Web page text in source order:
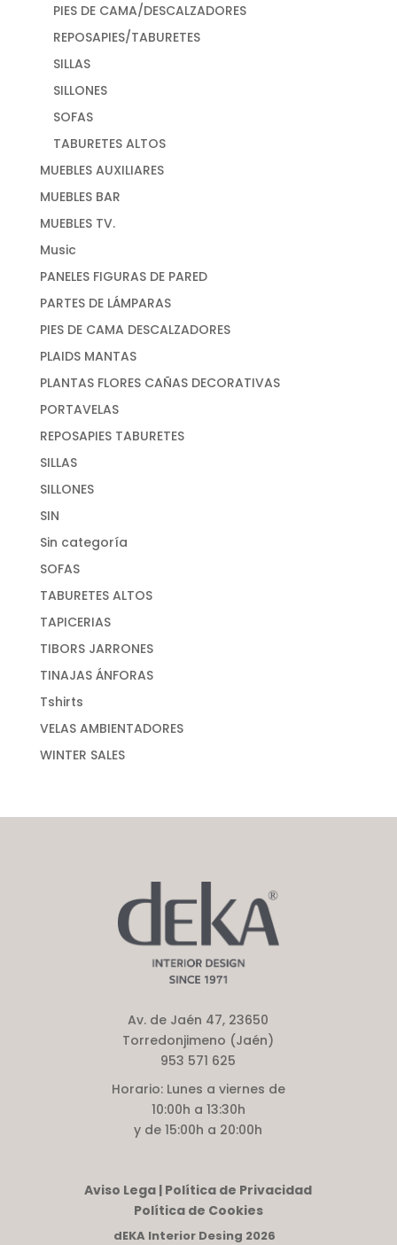
PIES DE CAMA/DESCALZADORES
REPOSAPIES/TABURETES
SILLAS
SILLONES
SOFAS
TABURETES ALTOS
MUEBLES AUXILIARES
MUEBLES BAR
MUEBLES TV.
Music
PANELES FIGURAS DE PARED
PARTES DE LÁMPARAS
PIES DE CAMA DESCALZADORES
PLAIDS MANTAS
PLANTAS FLORES CAÑAS DECORATIVAS
PORTAVELAS
REPOSAPIES TABURETES
SILLAS
SILLONES
SIN
Sin categoría
SOFAS
TABURETES ALTOS
TAPICERIAS
TIBORS JARRONES
TINAJAS ÁNFORAS
Tshirts
VELAS AMBIENTADORES
WINTER SALES
Av. de Jaén 47, 23650
Torredonjimeno (Jaén)
953 571 625
Horario:Lunes a viernes de
10:00h a 13:30h
y de 15:00h a 20:00h
Aviso Lega | Política de Privacidad
Política de Cookies
dEKA Interior Desing 2026